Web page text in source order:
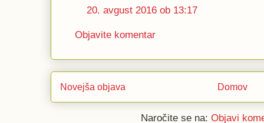
20. avgust 2016 ob 13:17
Objavite komentar
Novejša objava Domov
Naročite se na:Objavi